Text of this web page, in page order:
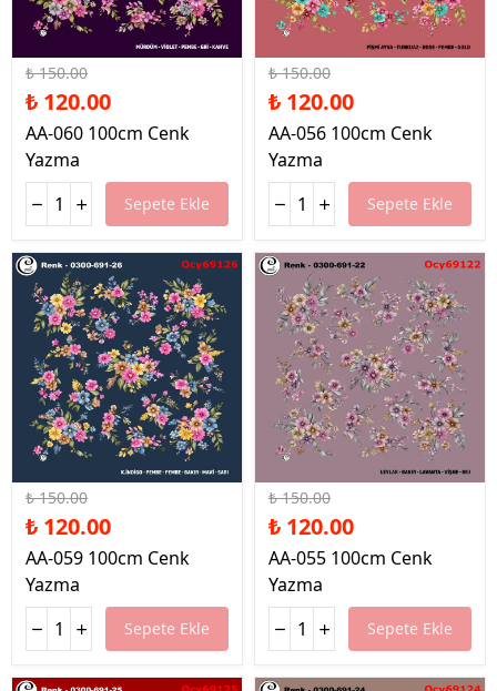
₺ 150.00
₺ 120.00
AA-060 100cm Cenk
Yazma
Sepete Ekle
₺ 150.00
₺ 120.00
AA-056 100cm Cenk
Yazma
Sepete Ekle
₺ 150.00
₺ 120.00
AA-059 100cm Cenk
Yazma
Sepete Ekle
₺ 150.00
₺ 120.00
AA-055 100cm Cenk
Yazma
Sepete Ekle